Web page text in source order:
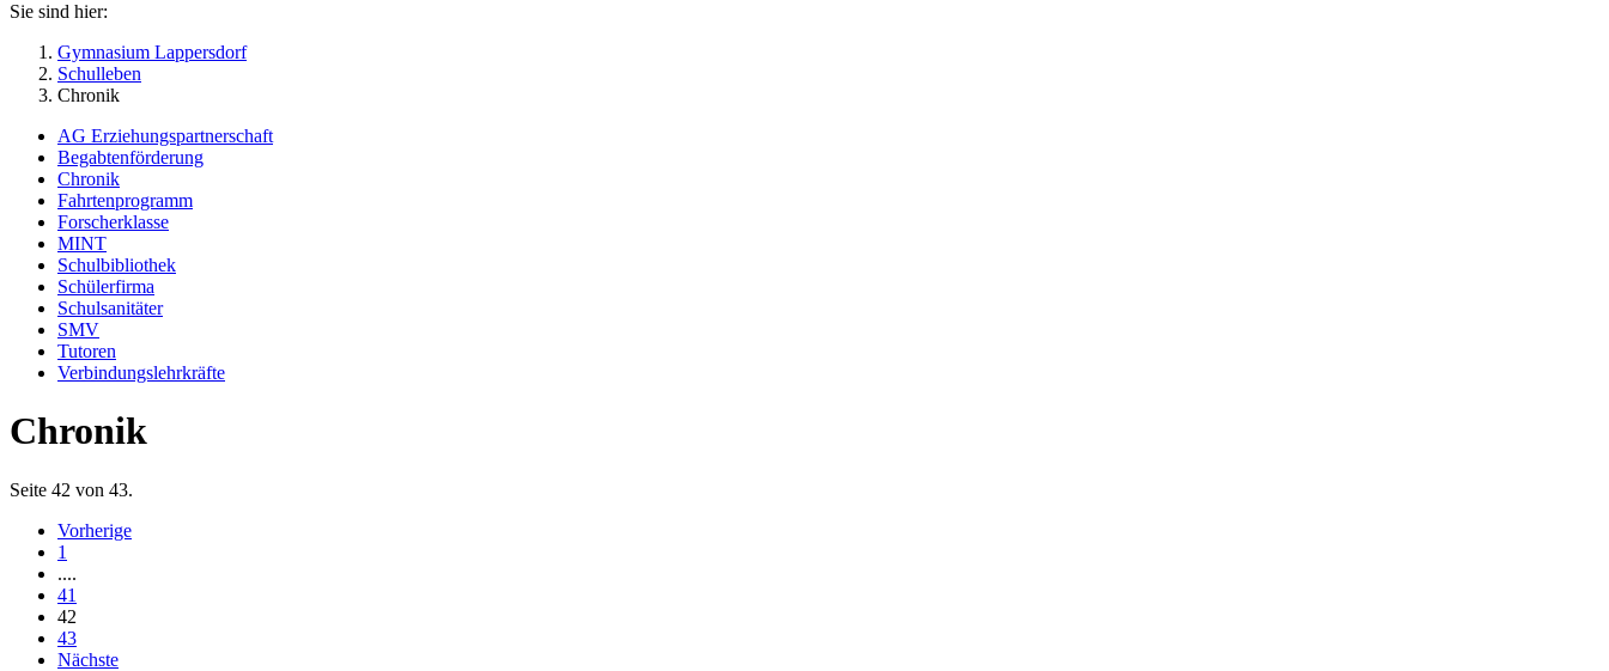
Sie sind hier:
Gymnasium Lappersdorf
Schulleben
Chronik
AG Erziehungspartnerschaft
Begabtenförderung
Chronik
Fahrtenprogramm
Forscherklasse
MINT
Schulbibliothek
Schülerfirma
Schulsanitäter
SMV
Tutoren
Verbindungslehrkräfte
Chronik
Seite 42 von 43.
Vorherige
1
....
41
42
43
Nächste